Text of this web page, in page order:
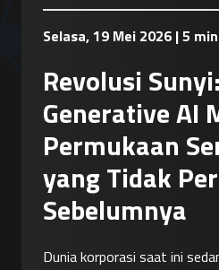
Selasa, 19 Mei 2026 |5
Revolusi
Generative AI
Permukaan
yang Tidak
Sebelumnya
Dunia korporasi saat ini